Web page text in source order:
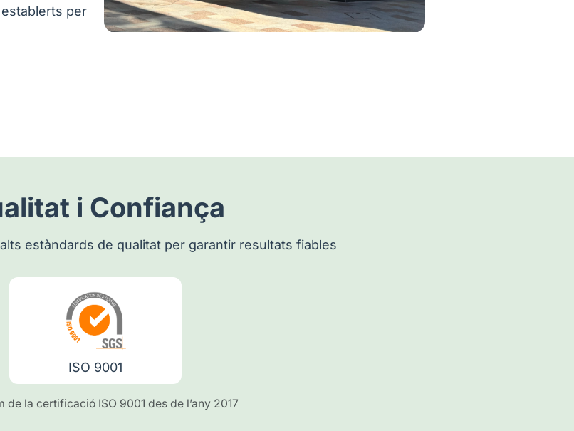
per
i Confiança
estàndards de qualitat per garantir resultats fiables
ISO 9001
de la certificació ISO 9001 des de l’any 2017